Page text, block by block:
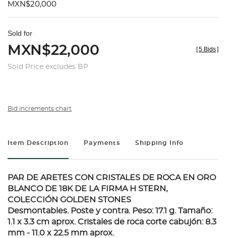
MXN$20,000
Sold for
MXN$22,000
Sold Price excludes BP
[5 Bids]
Bid increments chart
Item Description Payments Shipping Info
PAR DE ARETES CON CRISTALES DE ROCA EN ORO
BLANCO DE 18K DE LA FIRMA H STERN,
COLECCIÓN GOLDEN STONES
Desmontables. Poste y contra. Peso: 17.1 g. Tamaño:
1.1 x 3.3 cm aprox. Cristales de roca corte cabujón: 8.3
mm - 11.0 x 22.5 mm aprox.